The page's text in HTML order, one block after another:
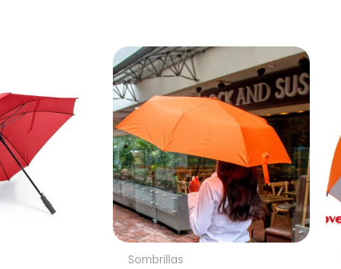
Sombrillas